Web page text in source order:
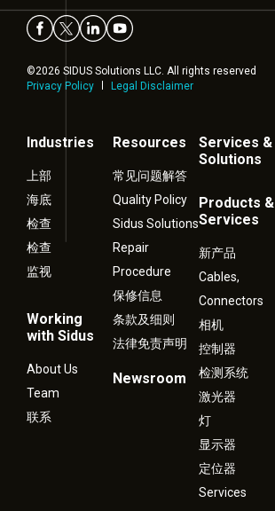
©2026 SIDUS Solutions LLC. All rights reserved
Privacy Policy
Legal Disclaimer
Industries
上部
海底
检查
检查
监视
Working
with Sidus
About Us
Team
联系
Resources
常见问题解答
Quality Policy
Sidus Solutions
Repair
Procedure
保修信息
条款及细则
法律免责声明
Newsroom
Services &
Solutions
Products &
Services
新产品
Cables,
Connectors
相机
控制器
检测系统
激光器
灯
显示器
定位器
Services